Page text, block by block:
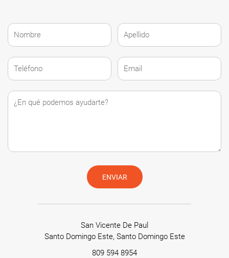
ENVIAR
San Vicente De Paul
Santo Domingo Este, Santo Domingo Este
809 594 8954